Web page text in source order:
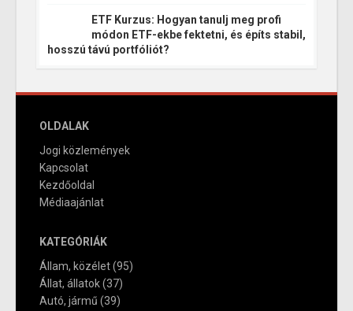
ETF Kurzus: Hogyan tanulj meg profi
módon ETF-ekbe fektetni, és építs stabil,
hosszú távú portfóliót?
OLDALAK
Jogi közlemények
Kapcsolat
Kezdőoldal
Médiaajánlat
KATEGÓRIÁK
Állam, közélet(95)
Állat, állatok(37)
Autó, jármű (39)